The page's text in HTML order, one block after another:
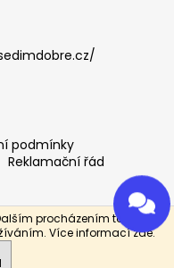
procházením tohoto
Více informacízde.
nám, pokusíme se
podmínky
Reklamační řád